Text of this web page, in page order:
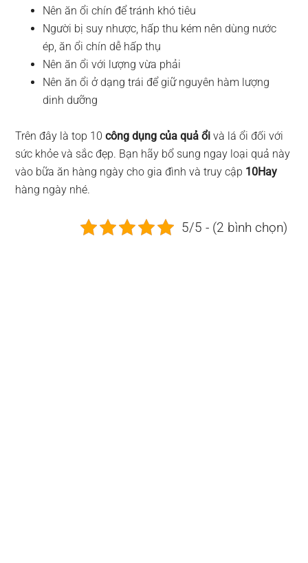
Nên ăn ổi chín để tránh khó tiêu
Người bị suy nhược, hấp thu kém nên dùng nước
ép, ăn ổi chín dễ hấp thụ
Nên ăn ổi với lượng vừa phải
Nên ăn ổi ở dạng trái để giữ nguyên hàm lượng
dinh dưỡng
Trên đây là top 10 công dụng của quả ổivà lá ổi đối với
sức khỏe và sắc đẹp. Bạn hãy bổ sung ngay loại quả này
vào bữa ăn hàng ngày cho gia đình và truy cập 10Hay
hàng ngày nhé.
5/5 - (2 bình chọn)